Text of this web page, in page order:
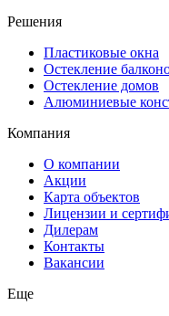
Решения
Пластиковые окна
Остекление
Остекление домов
Алюминиевые
Компания
О компании
Акции
Карта объектов
Лицензии и
Дилерам
Контакты
Вакансии
Еще